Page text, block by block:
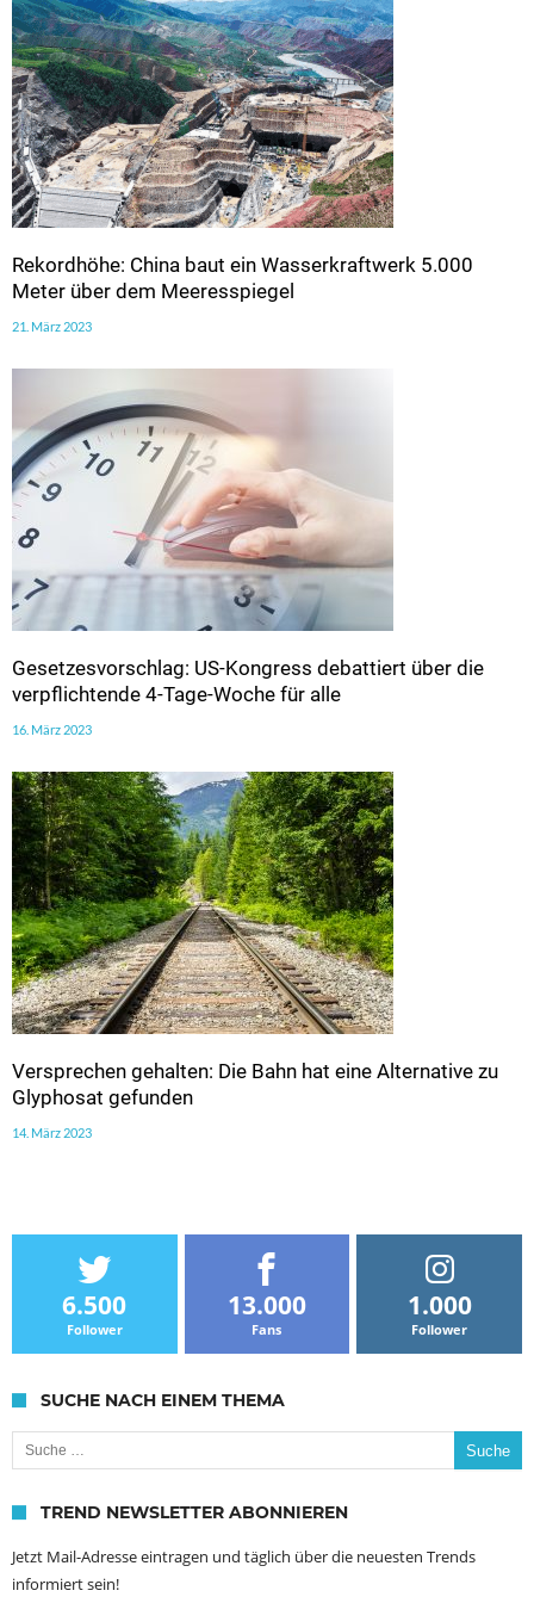
Rekordhöhe: China baut ein Wasserkraftwerk 5.000
Meter über dem Meeresspiegel
21. März 2023
Gesetzesvorschlag: US-Kongress debattiert über die
verpflichtende 4-Tage-Woche für alle
16. März 2023
Versprechen gehalten: Die Bahn hat eine Alternative zu
Glyphosat gefunden
14. März 2023
6.500
Follower
13.000
Fans
1.000
Follower
SUCHE NACH EINEM THEMA
Suche nach:
TREND NEWSLETTER ABONNIEREN
Jetzt Mail-Adresse eintragen und täglich über die neuesten Trends
informiert sein!